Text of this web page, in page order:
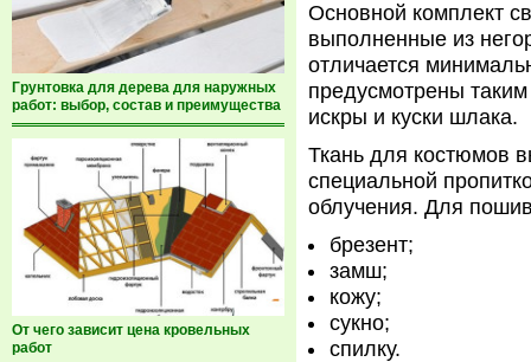
Грунтовка для дерева для наружных
работ: выбор, состав и преимущества
От чего зависит цена кровельных
работ
Основной комплект
выполненные из
отличается
предусмотрены
искры и куски шлака.
Ткань для костюмов
специальной
облучения. Для
брезент;
замш;
кожу;
сукно;
спилку.